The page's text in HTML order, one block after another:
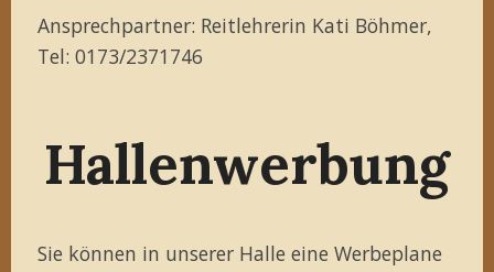
Ansprechpartner: Reitlehrerin Kati Böhmer,
Tel: 0173/2371746
Hallenwerbung
Sie können in unserer Halle eine Werbeplane